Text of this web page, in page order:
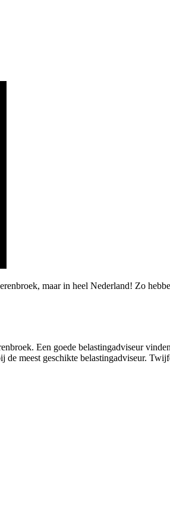
maar in heel Nederland! Zo
Een goede belastingadviseur
meest geschikte belastingadviseur.